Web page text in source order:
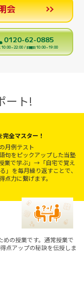
会
0120-62-0885
10:00～22:00 / 日曜日 10:00～19:00
ート!
全マスター！
月例テスト
句をピックアップした当塾
業で学ぶ」→「自宅で覚え
」を毎月繰り返すことで、
点力に繋げます。
の授業です。通常授業で
点アップの秘訣を伝授しま